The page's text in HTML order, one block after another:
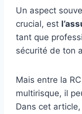
Un aspect
crucial, est
tant que
sécurité de ton
Mais entre la
multirisque, il
Dans cet